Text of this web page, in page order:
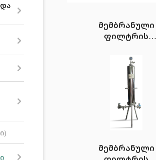
მემბრანული
ფილტრის
Candelcol 1/1
მემბრანული